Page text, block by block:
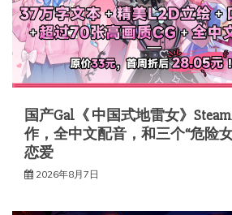
国产Gal《 中国式地雷女》
作，全中文配音，和三个“危险
恋爱
2026年8月7日